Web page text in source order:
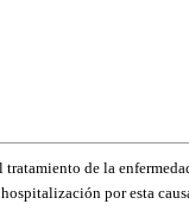
de la
por esta